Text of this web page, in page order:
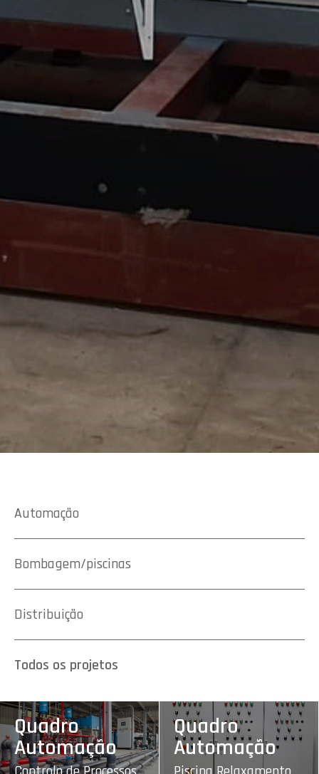
Todos os projetos
Automação
Bombagem/piscinas
Distribuição
Quadro
Automação
Quadro
Automação